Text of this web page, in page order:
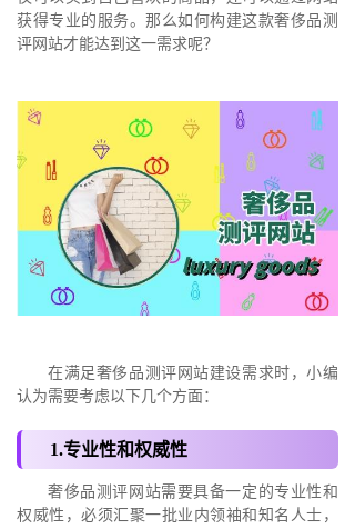
获得专业的服务。那么如何构建这款奢侈品测
评网站才能达到这一需求呢？
在满足奢侈品测评网站建设需求时，小编
认为需要考虑以下几个方面：
1.专业性和权威性
奢侈品测评网站需要具备一定的专业性和
权威性，必须汇聚一批业内领袖和知名人士，